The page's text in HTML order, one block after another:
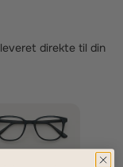
direkte til din